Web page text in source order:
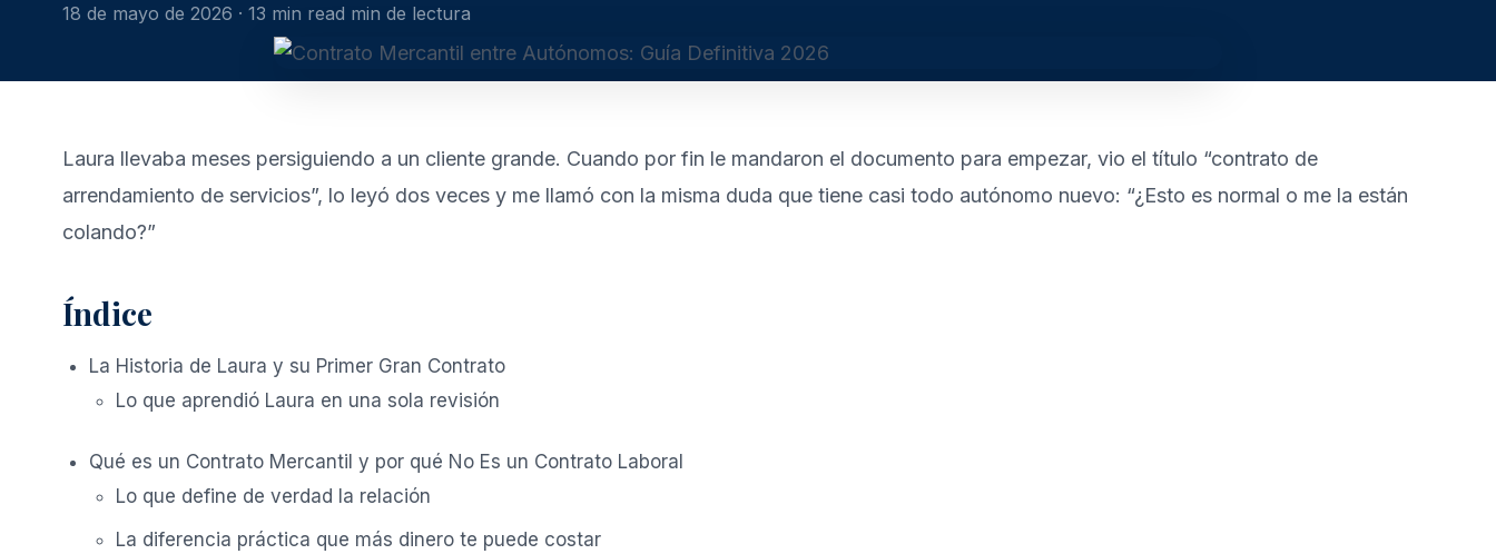
18 de mayo de 2026 · 13 min read min de lectura
Laura llevaba meses persiguiendo a un cliente grande. Cuando por fin le mandaron el documento para empezar, vio el título “contrato de
arrendamiento de servicios”, lo leyó dos veces y me llamó con la misma duda que tiene casi todo autónomo nuevo: “¿Esto es normal o me la están
colando?”
Índice
La Historia de Laura y su Primer Gran Contrato
Lo que aprendió Laura en una sola revisión
Qué es un Contrato Mercantil y por qué No Es un Contrato Laboral
Lo que define de verdad la relación
La diferencia práctica que más dinero te puede costar